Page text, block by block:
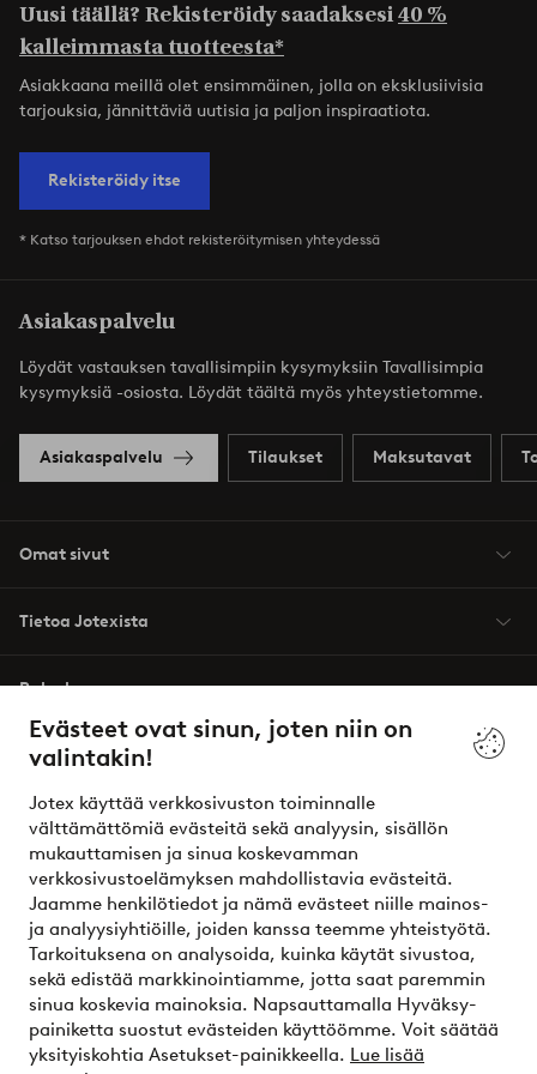
Evästeet ovat sinun, joten niin on
valintakin!
Jotex käyttää verkkosivuston toiminnalle
välttämättömiä evästeitä sekä analyysin, sisällön
mukauttamisen ja sinua koskevamman
verkkosivustoelämyksen mahdollistavia evästeitä.
Jaamme henkilötiedot ja nämä evästeet niille mainos-
ja analyysiyhtiöille, joiden kanssa teemme yhteistyötä.
Tarkoituksena on analysoida, kuinka käytät sivustoa,
sekä edistää markkinointiamme, jotta saat paremmin
sinua koskevia mainoksia. Napsauttamalla Hyväksy-
painiketta suostut evästeiden käyttöömme. Voit säätää
yksityiskohtia Asetukset-painikkeella. Lue lisää
Uusi täällä? Rekisteröidy saadaksesi40 %
kalleimmasta tuotteesta*
Asiakkaana meillä olet ensimmäinen, jolla on eksklusiivisia
tarjouksia, jännittäviä uutisia ja paljon inspiraatiota.
Rekisteröidy itse
* Katso tarjouksen ehdot rekisteröitymisen yhteydessä
Asiakaspalvelu
Löydät vastauksen tavallisimpiin kysymyksiin Tavallisimpia
kysymyksiä -osiosta. Löydät täältä myös yhteystietomme.
Asiakaspalvelu Tilaukset Maksutavat
Omat sivut
Tietoa Jotexista
Palvelumme
Ehdot
Ystävät
Turvalliset maksut – maksa nyt tai erissä
Haluatko tietää lisää maksuvaihtoehdoistamme?
elpy